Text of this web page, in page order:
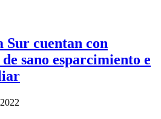
cuentan con
sano esparcimiento e